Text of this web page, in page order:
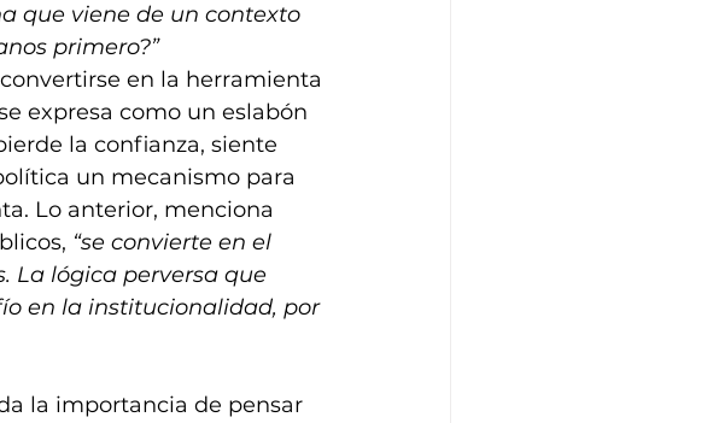
que viene de un contexto
primero?”
en la herramienta
expresa como un eslabón
la confianza, siente
un mecanismo para
Lo anterior, menciona
“se convierte en el
La lógica perversa que
en la institucionalidad, por
la importancia de pensar